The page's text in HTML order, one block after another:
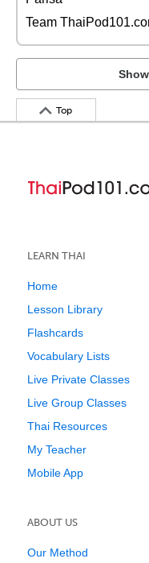
Team
Top
LEARN THAI
Home
Lesson Library
Flashcards
Vocabulary Lists
Live Private Classes
Live Group Classes
Thai Resources
My Teacher
Mobile App
ABOUT US
Our Method